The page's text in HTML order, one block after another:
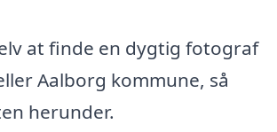
at finde en dygtig fotograf
Aalborg kommune, så
herunder.